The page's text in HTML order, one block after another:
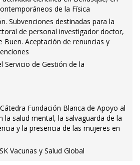
de la Física
Subvenciones destinadas para la
de personal investigador doctor,
Buen. Aceptación de renuncias y
Servicio de Gestión de la
Fundación Blanca de Apoyo al
la salud mental, la salvaguarda de la
y la presencia de las mujeres en
Vacunas y Salud Global